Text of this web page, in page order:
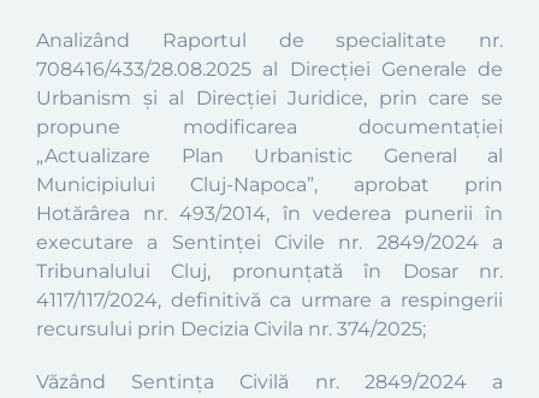
Analizând Raportul de specialitate nr.
708416/433/28.08.2025 al Direcţiei Generale de
Urbanism și al Direcției Juridice, prin care se
propune modificarea documentaţiei
„Actualizare Plan Urbanistic General al
Municipiului Cluj-Napoca”, aprobat prin
Hotărârea nr. 493/2014, în vederea punerii în
executare a Sentinței Civile nr. 2849/2024a
Tribunalului Cluj, pronunțată în Dosar nr.
4117/117/2024, definitivă ca urmare a respingerii
recursului prin Decizia Civila nr. 374/2025;
Văzând Sentința Civilă nr. 2849/2024a